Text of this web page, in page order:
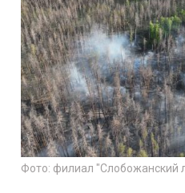
Фото: филиал "Слобожанский